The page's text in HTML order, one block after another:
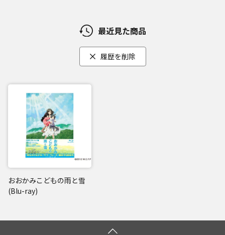
最近見た商品
履歴を削除
おおかみこどもの雨と雪
(Blu-ray)